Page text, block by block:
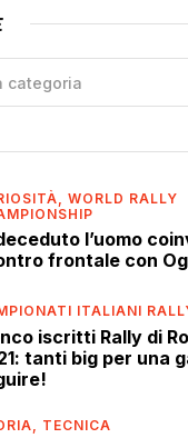
WORLD RALLY
l’uomo
frontale con
ITALIANI
iscritti Rally di
tanti big per una
TECNICA